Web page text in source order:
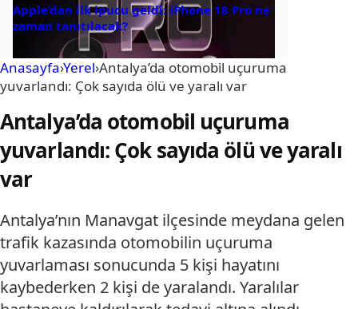
Apple’dan ilk ipucu geldi: iPhone 18 Pro ne
zaman tanıtılacak?
Anasayfa›Yerel›Antalya’da otomobil uçuruma
yuvarlandı: Çok sayıda ölü ve yaralı var
Antalya’da otomobil uçuruma
yuvarlandı: Çok sayıda ölü ve yaralı
var
Antalya’nın Manavgat ilçesinde meydana gelen
trafik kazasında otomobilin uçuruma
yuvarlaması sonucunda 5 kişi hayatını
kaybederken 2 kişi de yaralandı. Yaralılar